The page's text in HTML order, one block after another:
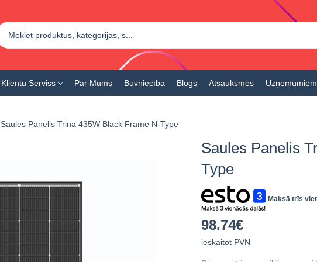
Klientu Serviss Par Mums Būvniecība Blogs Atsauksmes Uzņēmumiem
Saules Panelis Trina 435W Black Frame N-Type
Saules Panelis
Type
Maksā trīs
98.74€
ieskaitot PVN